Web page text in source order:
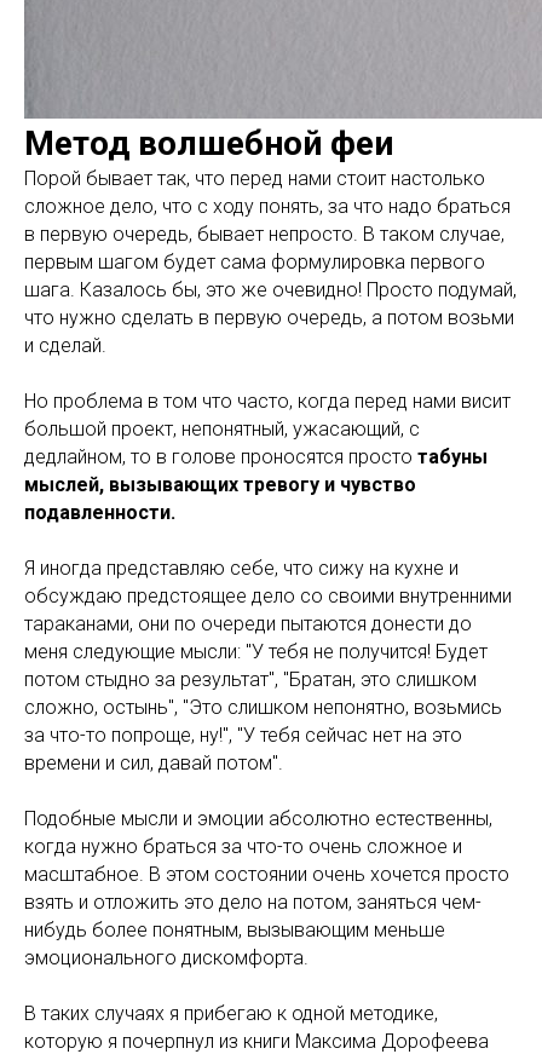
Метод волшебной феи
Порой бывает так, что перед нами стоит настолько
сложное дело, что с ходу понять, за что надо браться
в первую очередь, бывает непросто. В таком случае,
первым шагом будет сама формулировка первого
шага. Казалось бы, это же очевидно! Просто подумай,
что нужно сделать в первую очередь, а потом возьми
и сделай.
Но проблема в том что часто, когда перед нами висит
большой проект, непонятный, ужасающий, с
дедлайном, то в голове проносятся просто табуны
мыслей, вызывающих тревогу и чувство
подавленности.
Я иногда представляю себе, что сижу на кухне и
обсуждаю предстоящее дело со своими внутренними
тараканами, они по очереди пытаются донести до
меня следующие мысли: "У тебя не получится! Будет
потом стыдно за результат", "Братан, это слишком
сложно, остынь", "Это слишком непонятно, возьмись
за что-то попроще, ну!", "У тебя сейчас нет на это
времени и сил, давай потом".
Подобные мысли и эмоции абсолютно естественны,
когда нужно браться за что-то очень сложное и
масштабное. В этом состоянии очень хочется просто
взять и отложить это дело на потом, заняться чем-
нибудь более понятным, вызывающим меньше
эмоционального дискомфорта.
В таких случаях я прибегаю к одной методике,
которую я почерпнул из книги Максима Дорофеева